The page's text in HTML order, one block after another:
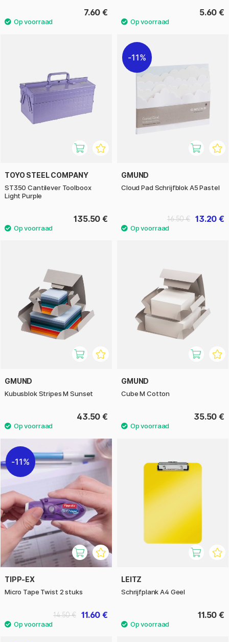
7.60 € 5.60 €
TOYO STEEL COMPANY
ST350 Cantilever Toolboox
Light Purple
135.50 €
11%
GMUND
Cloud Pad Schrijfblok A5 Pastel
13.20 €
16.50 €
GMUND
Kubusblok Stripes M Sunset
43.50 €
GMUND
Cube M Cotton
35.50 €
11%
TIPP-EX
Micro Tape Twist 2 stuks
11.60 €
14.50 €
LEITZ
Schrijfplank A4 Geel
11.50 €